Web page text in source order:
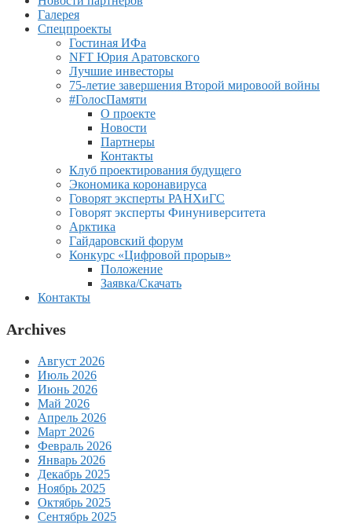
Галерея
Спецпроекты
Гостиная ИФа
NFT Юрия Аратовского
Лучшие инвесторы
75-летие завершения Второй мировоой войны
#ГолосПамяти
О проекте
Новости
Партнеры
Контакты
Клуб проектирования будущего
Экономика коронавируса
Говорят эксперты РАНХиГС
Говорят эксперты Финуниверситета
Арктика
Гайдаровский форум
Конкурс «Цифровой прорыв»
Положение
Заявка/Скачать
Контакты
Archives
Август 2026
Июль 2026
Июнь 2026
Май 2026
Апрель 2026
Март 2026
Февраль 2026
Январь 2026
Декабрь 2025
Ноябрь 2025
Октябрь 2025
Сентябрь 2025